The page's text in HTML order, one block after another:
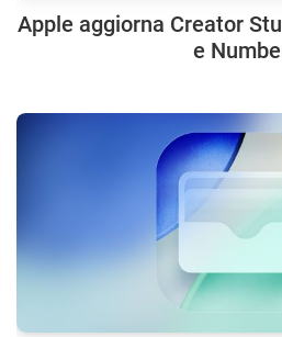
Apple aggiorna Creator
e